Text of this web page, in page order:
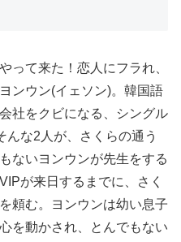
って来た！恋人にフラれ、
ンウン(イェソン)。韓国語
社をクビになる、シングル
んな2人が、さくらの通う
ないヨンウンが先生をする
が来日するまでに、さく
頼む。ヨンウンは幼い息子
を動かされ、とんでもない